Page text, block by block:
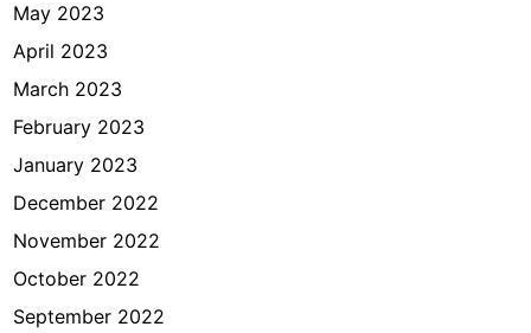
May 2023
April 2023
March 2023
February 2023
January 2023
December 2022
November 2022
October 2022
September 2022